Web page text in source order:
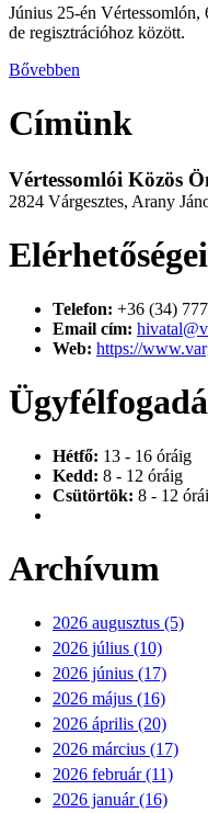
Június 25-én
de regisztrációhoz között.
Bővebben
Címünk
Vértessomlói Közös
2824 Várgesztes, Arany
Telefon: +36 (34)
Email cím:
Web: https://
Hétfő: 13 - 16 óráig
Kedd: 8 - 12 óráig
Csütörtök: 8 - 12
Archívum
2026 augusztus (5)
2026 július (10)
2026 június (17)
2026 május (16)
2026 április (20)
2026 március (17)
2026 február (11)
2026 január (16)